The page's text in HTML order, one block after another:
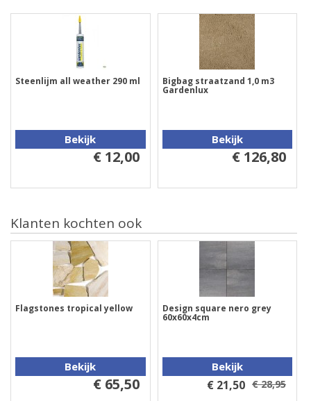
Steenlijm all weather 290 ml
Bekijk
€ 12,00
Bigbag straatzand 1,0 m3
Gardenlux
Bekijk
€ 126,80
Klanten kochten ook
Flagstones tropical yellow
Bekijk
€ 65,50
Design square nero grey
60x60x4cm
Bekijk
€ 21,50 € 28,95